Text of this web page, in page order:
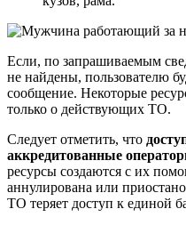
Если, по запрашиваемым
не найдены, пользователю
сообщение. Некоторые
только о действующих ТО.
Следует отметить, что
аккредитованные
ресурсы создаются с их
аннулирована или
ТО теряет доступ к единой